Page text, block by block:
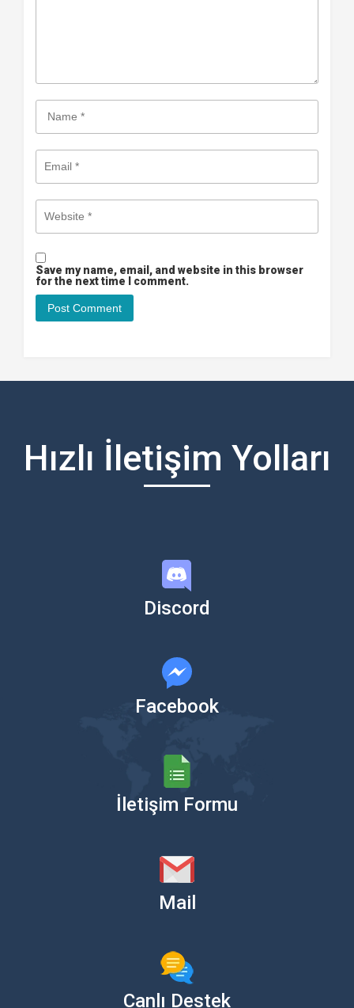
Save my name, email, and website in this browser
for the next time I comment.
Hızlı İletişim Yolları
Discord
Facebook
İletişim Formu
Mail
Canlı Destek